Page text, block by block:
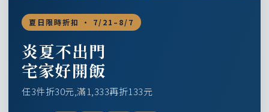
夏日限時折扣 · 7/21–8/7
炎夏不出門
宅家好開飯
任3件折30元,滿1,333再折133元